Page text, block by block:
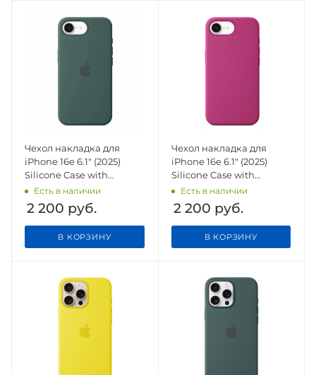
Чехол накладка для
iPhone 16e 6.1" (2025)
Silicone Case with
Magsafe Lake Green
Есть в наличии
2 200 руб.
В КОРЗИНУ
Чехол накладка для
iPhone 16e 6.1" (2025)
Silicone Case with
Magsafe Fuchsia
Есть в наличии
2 200 руб.
В КОРЗИНУ